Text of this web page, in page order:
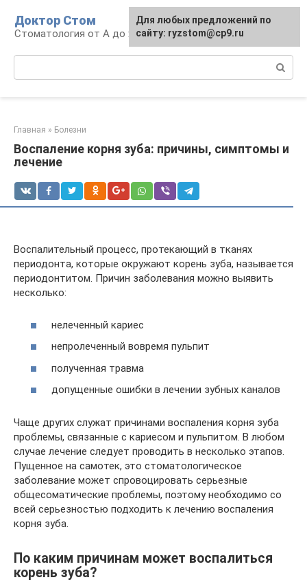
контенту
Доктор Стом
Стоматология от А до Я
Главная » Болезни
Воспаление корня зуба: причины, симптомы и
лечение
Воспалительный процесс, протекающий в тканях
периодонта, которые окружают корень зуба, называется
периодонтитом. Причин заболевания можно выявить
несколько:
нелеченный кариес
непролеченный вовремя пульпит
полученная травма
допущенные ошибки в лечении зубных каналов
Чаще других служат причинами воспаления корня зуба
проблемы, связанные с кариесом и пульпитом. В любом
случае лечение следует проводить в несколько этапов.
Пущенное на самотек, это стоматологическое
заболевание может спровоцировать серьезные
общесоматические проблемы, поэтому необходимо со
всей серьезностью подходить к лечению воспаления
корня зуба.
По каким причинам может воспалиться
корень зуба?
Для любых предложений по
сайту: ryzstom@cp9.ru